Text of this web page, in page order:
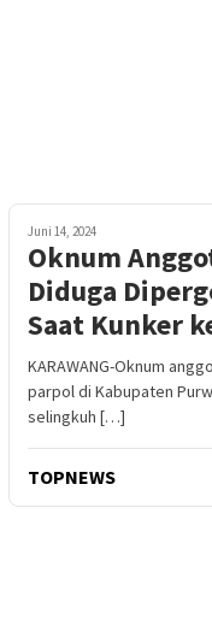
Juni 14, 2024
Oknum
Diduga
Saat Kunker
KARAWANG-Oknum
parpol di Kabupaten
selingkuh […]
TOPNEWS